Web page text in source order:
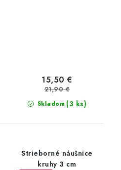
Skladom (3 ks)
15,50 €
21,90 €
Strieborné náušnice
kruhy 3 cm